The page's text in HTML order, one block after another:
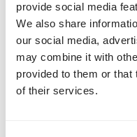
provide social media
We also share
our social media,
may combine it with
provided to them or that
of their services.
Analytische
eiwit 32,0%
vetgehalte 10,0%
ruwe celstof 2,5%
ruwe as 7,5%